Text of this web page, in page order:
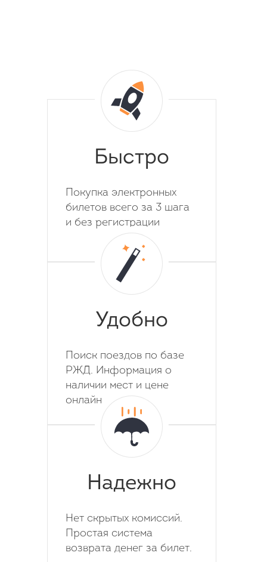
Быстро
Покупка электронных
билетов всего за 3 шага
и без регистрации
Удобно
Поиск поездов по базе
РЖД. Информация о
наличии мест и цене
онлайн
Надежно
Нет скрытых комиссий.
Простая система
возврата денег за билет.